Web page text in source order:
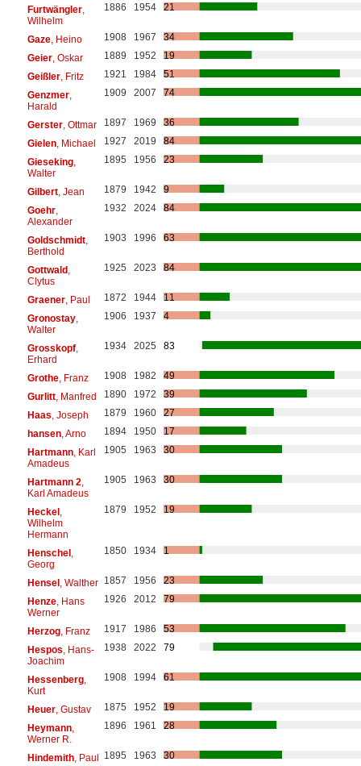
Furtwängler,
Wilhelm
1886 1954 21
Gaze, Heino 1908 1967
34
Geier, Oskar 1889 1952
19
Geißler, Fritz 1921 1984
51
Genzmer,
Harald
1909 2007 74
Gerster, Ottmar 1897 1969
36
Gielen, Michael 1927 2019
84
Gieseking,
Walter
1895 1956 23
Gilbert, Jean 1879 1942
9
Goehr,
Alexander
1932 2024 84
Goldschmidt,
Berthold
1903 1996 63
Gottwald,
Clytus
1925 2023 84
Graener, Paul 1872 1944
11
Gronostay,
Walter
1906 1937 4
Grosskopf,
Erhard
1934 2025 83
Grothe, Franz 1908 1982
49
Gurlitt, Manfred 1890 1972
39
Haas , Joseph 1879 1960
27
hansen, Arno 1894 1950
17
Hartmann, Karl
Amadeus
1905 1963 30
Hartmann 2
Karl Amadeus
1905 1963 30
Heckel,
Wilhelm
Hermann
1879 1952 19
Henschel,
Georg
1850 1934 1
Hensel, Walther 1857 1956
23
Henze, Hans
Werner
1926 2012 79
Herzog, Franz 1917 1986
53
Hespos , Hans-
Joachim
1938 2022 79
Hessenberg,
Kurt
1908 1994 61
Heuer, Gustav 1875 1952
19
Heymann,
Werner R.
1896 1961 28
Hindemith, Paul 1895 1963 30